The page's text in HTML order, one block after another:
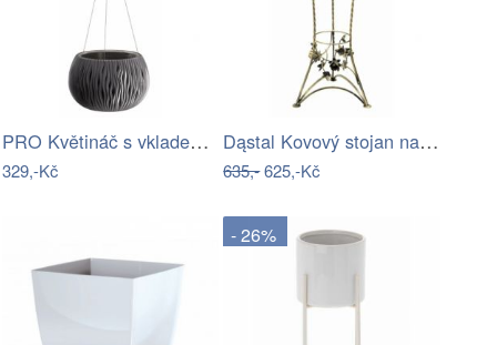
PRO Květináč s vkladem a ocel. lankem…
329,-Kč
Dąstal Kovový stojan na květináč Sibyl
635,-625,-Kč
- 26%